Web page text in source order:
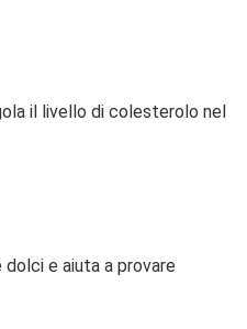
il livello di colesterolo nel
dolci e aiuta a provare